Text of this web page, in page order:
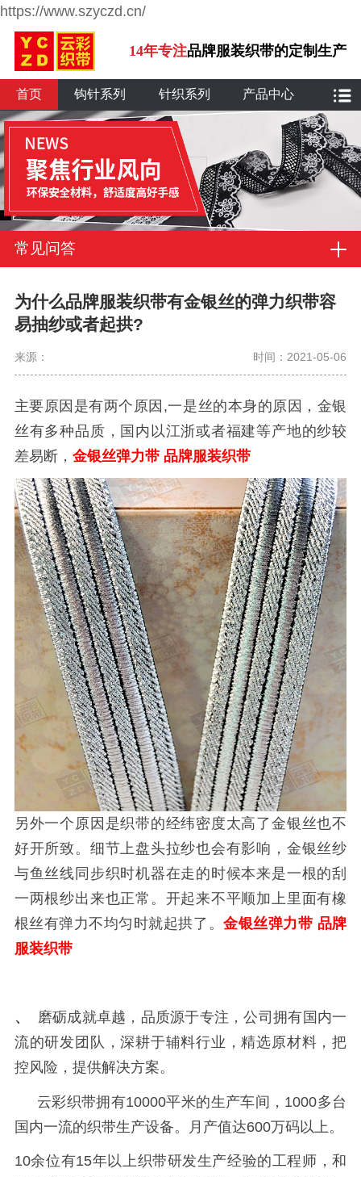
https://www.szyczd.cn/
14年专注品牌服装织带的定制生产
首页 钩针系列 针织系列 产品中心
常见问答
为什么品牌服装织带有金银丝的弹力织带容
易抽纱或者起拱?
来源： 时间：2021-05-06
主要原因是有两个原因,一是丝的本身的原因，金银
丝有多种品质，国内以江浙或者福建等产地的纱较
差易断， 金银丝弹力带 品牌服装织带
另外一个原因是织带的经纬密度太高了金银丝也不
好开所致。细节上盘头拉纱也会有影响，金银丝纱
与鱼丝线同步织时机器在走的时候本来是一根的刮
一两根纱出来也正常。开起来不平顺加上里面有橡
根丝有弹力不均匀时就起拱了。金银丝弹力带 品牌
服装织带
、
磨砺成就卓越，品质源于专注，公司拥有国内一
流的研发团队，深耕于辅料行业，精选原材料，把
控风险，提供解决方案。
云彩织带拥有10000平米的生产车间， 1000多台
国内一流的织带生产设备。月产值达600万码以上。
10余位有15年以上织带研发生产经验的工程师，和